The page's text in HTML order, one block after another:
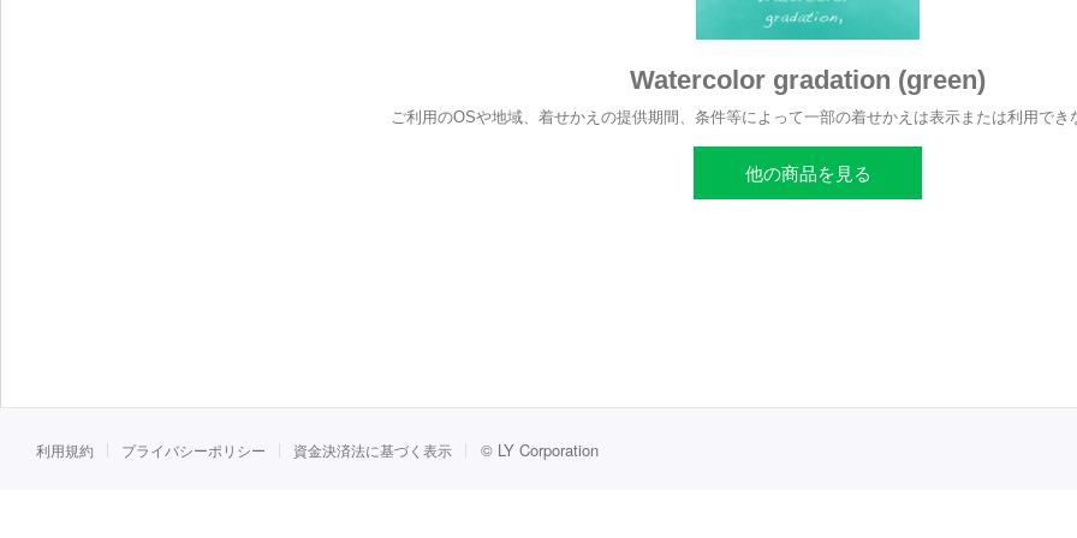
Watercolor gradation (green)
ご利用のOSや地域、着せかえの提供期間、条件等によって一部の着せかえは表示または利用でき
他の商品を見る
利用規約 プライバシーポリシー 資金決済法に基づく表示 © LY Corporation